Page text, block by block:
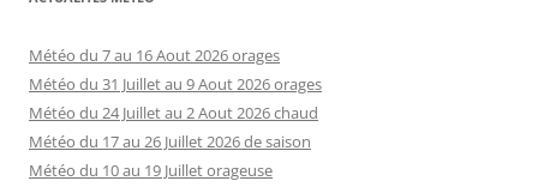
Météo du 7 au 16 Aout 2026 orages
Météo du 31 Juillet au 9 Aout 2026 orages
Météo du 24 Juillet au 2 Aout 2026 chaud
Météo du 17 au 26 Juillet 2026 de saison
Météo du 10 au 19 Juillet orageuse